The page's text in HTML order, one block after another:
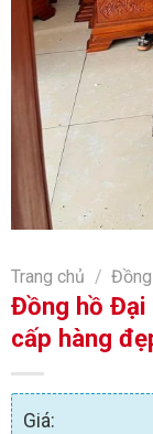
Trang chủ /
Đồng hồ Đại
cấp hàng
Giá: